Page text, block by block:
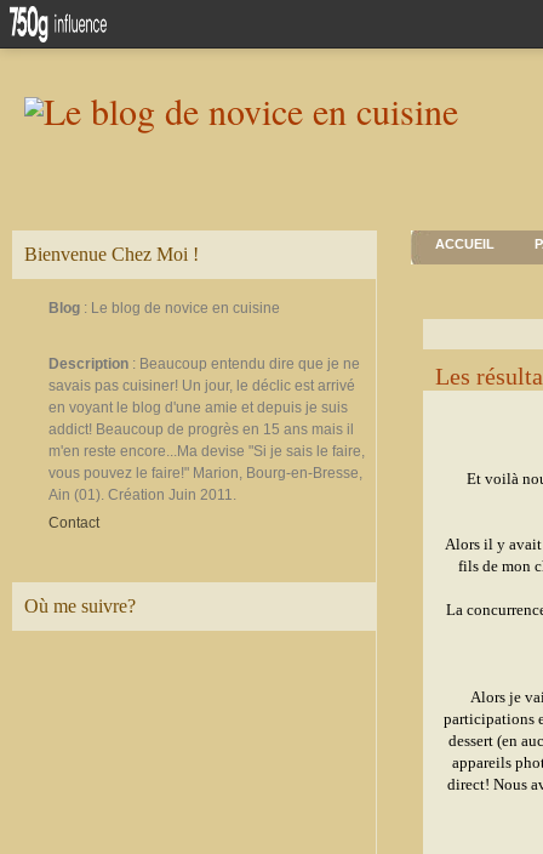
Bienvenue Chez Moi !
Blog : Le blog de novice en cuisine
Description : Beaucoup entendu dire que je ne
savais pas cuisiner! Un jour, le déclic est arrivé
en voyant le blog d'une amie et depuis je suis
addict! Beaucoup de progrès en 15 ans mais il
m'en reste encore...Ma devise "Si je sais le faire,
vous pouvez le faire!" Marion, Bourg-en-Bresse,
Ain (01). Création Juin 2011.
Contact
Où me suivre?
ACCUEIL
Les
Et voilà
Alors il y avait
fils de mon
La
Alors je
participations
dessert (en
appareils
direct! Nous